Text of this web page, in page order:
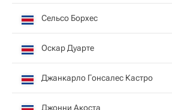
Сельсо Борхес
Оскар Дуарте
Джанкарло Гонсалес Кастро
Джонни Акоста